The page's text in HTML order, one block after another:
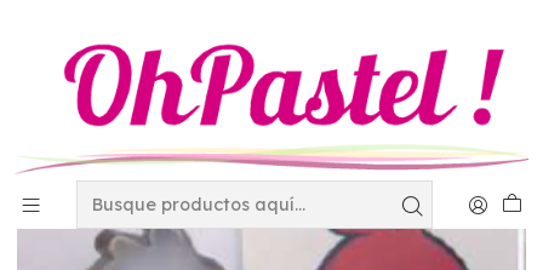
Cortador de acero inox. Angry rojo